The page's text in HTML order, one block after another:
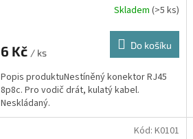
Skladem (>5 ks)
6 Kč / ks
Do košíku
Popis produktuNestíněný konektor RJ45
8p8c. Pro vodič drát, kulatý kabel.
Neskládaný.
Kód: K0101